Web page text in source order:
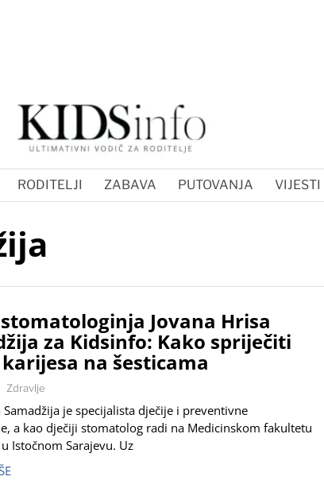
RODITELJI ZABAVA PUTOVANJA VIJESTI
Jovana Hrisa
za Kidsinfo: Kako spriječiti
na šesticama
Zdravlje
Samadžija je specijalista dječije i preventivne
a kao dječiji stomatolog radi na Medicinskom fakultetu
Istočnom Sarajevu. Uz